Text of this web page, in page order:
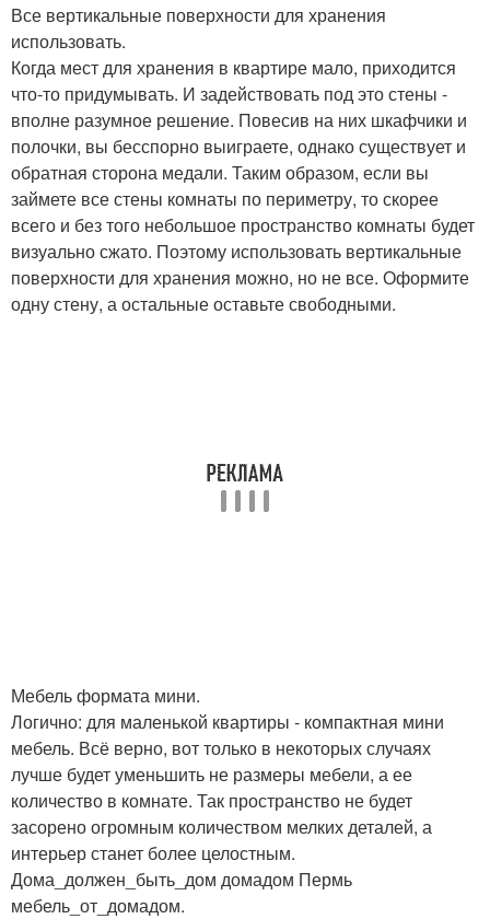
Все вертикальные поверхности для хранения
использовать.
Когда мест для хранения в квартире мало, приходится
что-то придумывать. И задействовать под это стены -
вполне разумное решение. Повесив на них шкафчики и
полочки, вы бесспорно выиграете, однако существует и
обратная сторона медали. Таким образом, если вы
займете все стены комнаты по периметру, то скорее
всего и без того небольшое пространство комнаты будет
визуально сжато. Поэтому использовать вертикальные
поверхности для хранения можно, но не все. Оформите
одну стену, а остальные оставьте свободными.
Мебель формата мини.
Логично: для маленькой квартиры - компактная мини
мебель. Всё верно, вот только в некоторых случаях
лучше будет уменьшить не размеры мебели, а ее
количество в комнате. Так пространство не будет
засорено огромным количеством мелких деталей, а
интерьер станет более целостным.
Дома_должен_быть_дом домадом Пермь
мебель_от_домадом.